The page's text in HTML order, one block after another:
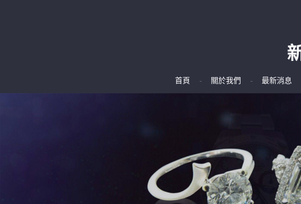
首頁 關於我們 最新消息